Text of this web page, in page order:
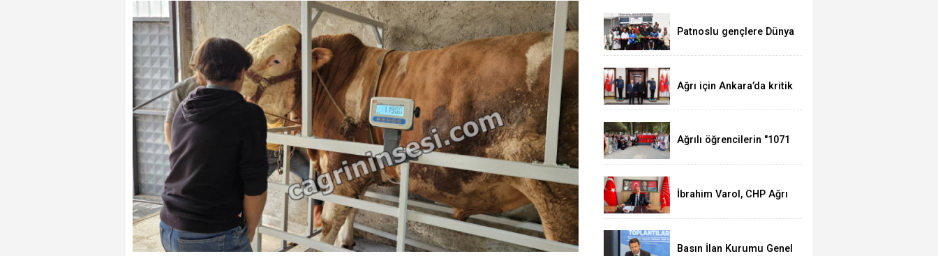
Patnoslu gençlere Dünya
DİGEM kapılarını açtı
Ağrı için Ankara’da kritik
Ağrılı öğrencilerin "1071
Yüzyılı Vizyonuna"
sürüyor
İbrahim Varol, CHP Ağrı
görevine başladı
Basın İlan Kurumu Genel